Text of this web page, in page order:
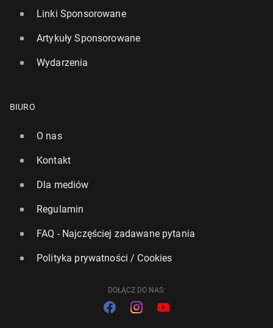
Linki Sponsorowane
Artykuły Sponsorowane
Wydarzenia
BIURO
O nas
Kontakt
Dla mediów
Regulamin
FAQ - Najczęściej zadawane pytania
Polityka prywatności / Cookies
DOŁĄCZ DO NAS: